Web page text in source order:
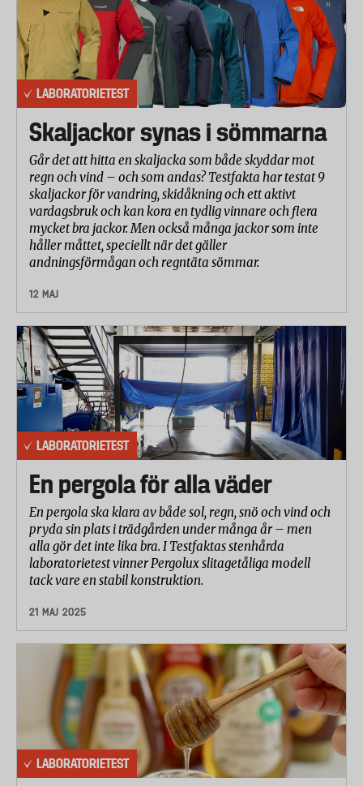
LABORATORIETEST
Skaljackor synas i sömmarna
Går det att hitta en skaljacka som både skyddar mot
regn och vind – och som andas? Testfakta har testat 9
skaljackor för vandring, skidåkning och ett aktivt
vardagsbruk och kan kora en tydlig vinnare och flera
mycket bra jackor. Men också många jackor som inte
håller måttet, speciellt när det gäller
andningsförmågan och regntäta sömmar.
12 MAJ
LABORATORIETEST
En pergola för alla väder
En pergola ska klara av både sol, regn, snö och vind och
pryda sin plats i trädgården under många år – men
alla gör det inte lika bra. I Testfaktas stenhårda
laboratorietest vinner Pergolux slitagetåliga modell
tack vare en stabil konstruktion.
21 MAJ 2025
LABORATORIETEST